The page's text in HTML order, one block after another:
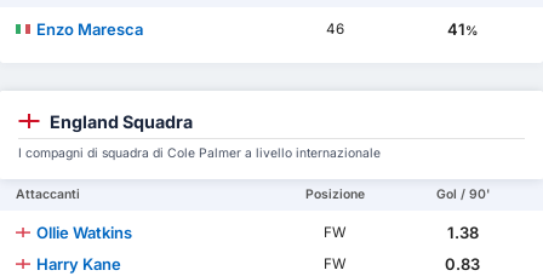
Enzo Maresca 46 41%
England Squadra
I compagni di squadra di Cole Palmer a livello internazionale
Attaccanti Posizione Gol / 90'
Ollie Watkins FW
1.38
Harry Kane
FW
0.83